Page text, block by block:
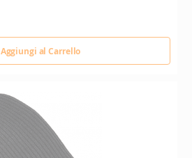
Aggiungi al Carrello